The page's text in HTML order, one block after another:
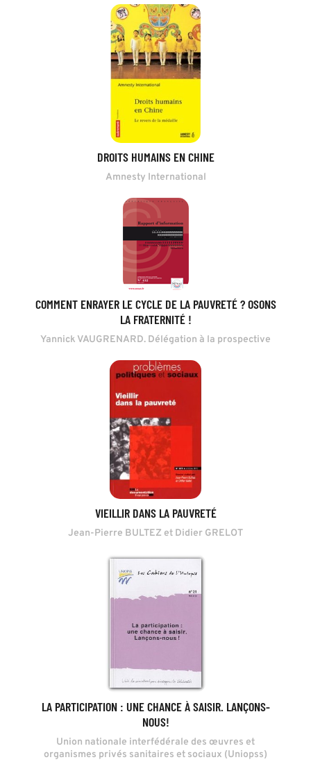
DROITS HUMAINS EN CHINE
Amnesty International
COMMENT ENRAYER LE CYCLE DE LA PAUVRETÉ ? OSONS
LA FRATERNITÉ !
Yannick VAUGRENARD. Délégation à la prospective
VIEILLIR DANS LA PAUVRETÉ
Jean-Pierre BULTEZ et Didier GRELOT
LA PARTICIPATION : UNE CHANCE À SAISIR. LANÇONS-
NOUS!
Union nationale interfédérale des œuvres et
organismes privés sanitaires et sociaux (Uniopss)